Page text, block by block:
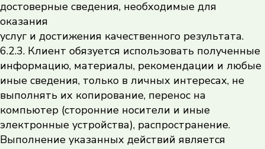
достоверные сведения, необходимые для
оказания
услуг и достижения качественного результата.
6.2.3. Клиент обязуется использовать полученные
информацию, материалы, рекомендации и любые
иные сведения, только в личных интересах, не
выполнять их копирование, перенос на
компьютер (сторонние носители и иные
электронные устройства), распространение.
Выполнение указанных действий является